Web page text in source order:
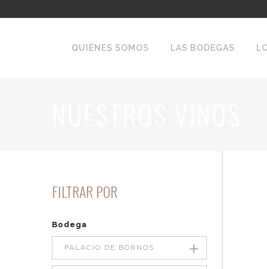
QUIÉNES SOMOS LAS BODEGAS
FILTRAR POR
Bodega
PALACIO DE BORNOS